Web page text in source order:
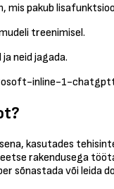
mis pakub
treenimisel.
neid jagada.
inline-1-
kasutades
rakendusega
sõnastada või leida